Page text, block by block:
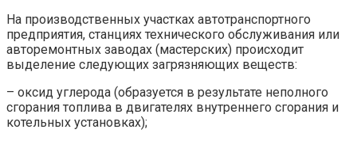
На производственных участках автотранспортного
предприятия, станциях технического обслуживания или
авторемонтных заводах (мастерских) происходит
выделение следующих загрязняющих веществ:
– оксид углерода (образуется в результате неполного
сгорания топлива в двигателях внутреннего сгорания и
котельных установках);